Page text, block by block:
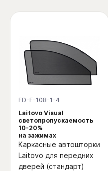
FD-F-108-1-4
Laitovo Visual
светопропускаемость
10-20%
на зажимах
Каркасные автошторки
Laitovo для передних
дверей (стандарт)